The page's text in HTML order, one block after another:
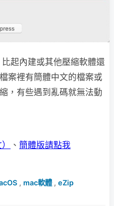
起內建或其他壓縮軟體還
案裡有簡體中文的檔案或
，有些遇到亂碼就無法動
、 簡體版請點我
, mac軟體, eZip